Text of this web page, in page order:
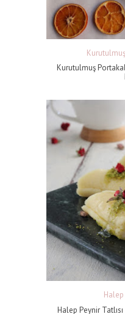
Kurutulmuş Portakal
Halep
Halep Peynir